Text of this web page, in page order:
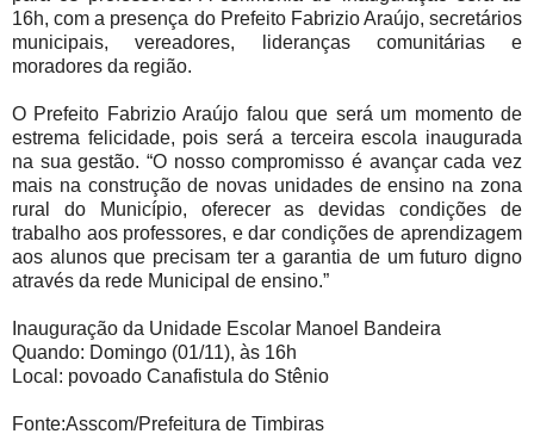
16h, com a presença do Prefeito Fabrizio Araújo, secretários
municipais, vereadores, lideranças comunitárias e
moradores da região.
O Prefeito Fabrizio Araújo falou que será um momento de
estrema felicidade, pois será a terceira escola inaugurada
na sua gestão. “O nosso compromisso é avançar cada vez
mais na construção de novas unidades de ensino na zona
rural do Município, oferecer as devidas condições de
trabalho aos professores, e dar condições de aprendizagem
aos alunos que precisam ter a garantia de um futuro digno
através da rede Municipal de ensino.”
Inauguração da Unidade Escolar Manoel Bandeira
Quando: Domingo (01/11), às 16h
Local: povoado Canafistula do Stênio
Fonte:Asscom/Prefeitura de Timbiras